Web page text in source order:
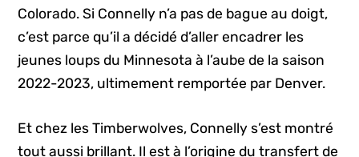
Colorado. Si Connelly n’a pas de bague au doigt,
c’est parce qu’il a décidé d’aller encadrer les
jeunes loups du Minnesota à l’aube de la saison
2022-2023, ultimement remportée par Denver.
Et chez les Timberwolves, Connelly s’est montré
tout aussi brillant. Il est à l’origine du transfert de